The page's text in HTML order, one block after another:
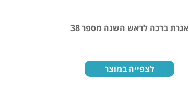
אגרת ברכה לראש השנה מספר 38
לצפייה במוצר